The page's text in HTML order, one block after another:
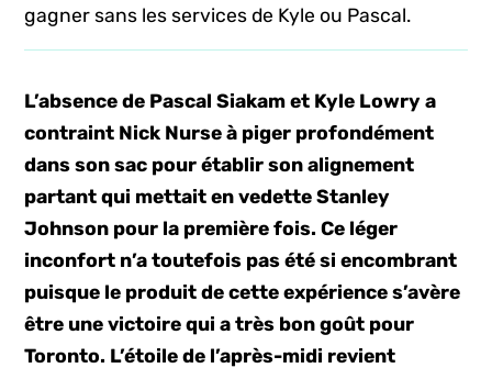
gagner sans les services de Kyle ou Pascal.
L’absence de Pascal Siakam et Kyle Lowry a
contraint Nick Nurse à piger profondément
dans son sac pour établir son alignement
partant qui mettait en vedette Stanley
Johnson pour la première fois. Ce léger
inconfort n’a toutefois pas été si encombrant
puisque le produit de cette expérience s’avère
être une victoire qui a très bon goût pour
Toronto. L’étoile de l’après-midi revient